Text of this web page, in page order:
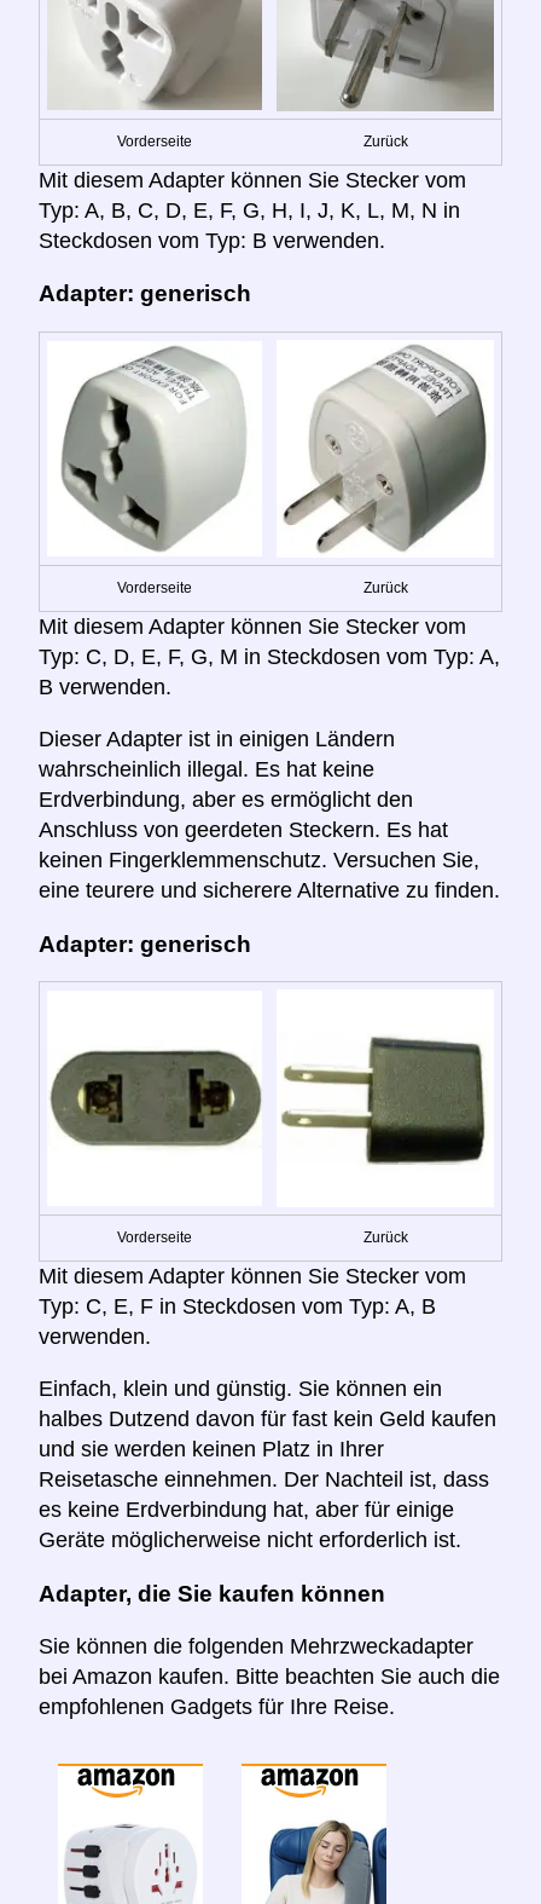
Vorderseite Zurück
Mit diesem Adapter können Sie Stecker vom
Typ: A, B, C, D, E, F, G, H, I, J, K, L, M, N in
Steckdosen vom Typ: B verwenden.
Adapter: generisch
Vorderseite Zurück
Mit diesem Adapter können Sie Stecker vom
Typ: C, D, E, F, G, M in Steckdosen vom Typ: A,
B verwenden.
Dieser Adapter ist in einigen Ländern
wahrscheinlich illegal. Es hat keine
Erdverbindung, aber es ermöglicht den
Anschluss von geerdeten Steckern. Es hat
keinen Fingerklemmenschutz. Versuchen Sie,
eine teurere und sicherere Alternative zu finden.
Adapter: generisch
Vorderseite Zurück
Mit diesem Adapter können Sie Stecker vom
Typ: C, E, F in Steckdosen vom Typ: A, B
verwenden.
Einfach, klein und günstig. Sie können ein
halbes Dutzend davon für fast kein Geld kaufen
und sie werden keinen Platz in Ihrer
Reisetasche einnehmen. Der Nachteil ist, dass
es keine Erdverbindung hat, aber für einige
Geräte möglicherweise nicht erforderlich ist.
Adapter, die Sie kaufen können
Sie können die folgenden Mehrzweckadapter
bei Amazon kaufen. Bitte beachten Sie auch die
empfohlenen Gadgets für Ihre Reise.